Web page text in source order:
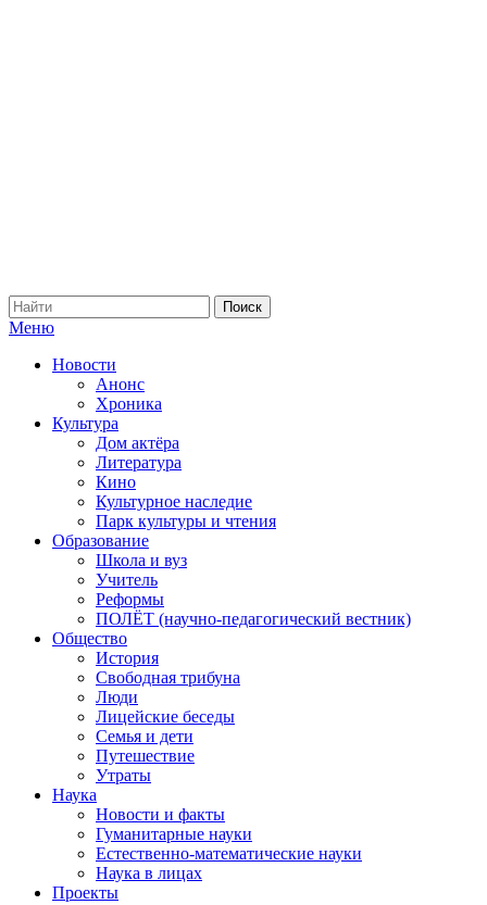
Меню
Новости
Анонс
Хроника
Культура
Дом актёра
Литература
Кино
Культурное наследие
Парк культуры и чтения
Образование
Школа и вуз
Учитель
Реформы
ПОЛЁТ (научно-педагогический вестник)
Общество
История
Свободная трибуна
Люди
Лицейские беседы
Семья и дети
Путешествие
Утраты
Наука
Новости и факты
Гуманитарные науки
Естественно-математические науки
Наука в лицах
Проекты